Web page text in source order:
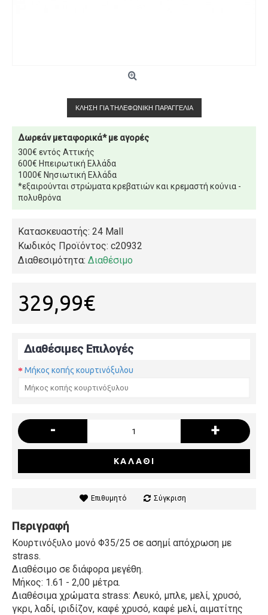
ΚΛΉΣΗ ΓΙΑ ΤΗΛΕΦΩΝΙΚΉ ΠΑΡΑΓΓΕΛΊΑ
Δωρεάν μεταφορικά* με αγορές
300€ εντός Αττικής
600€ Ηπειρωτική Ελλάδα
1000€ Νησιωτική Ελλάδα
*εξαιρούνται στρώματα κρεβατιών και κρεμαστή κούνια -
πολυθρόνα
Κατασκευαστής: 24 Mall
Κωδικός Προϊόντος: c20932
Διαθεσιμότητα: Διαθέσιμο
329,99€
Διαθέσιμες Επιλογές
Μήκος κοπής κουρτινόξυλου
- +
ΚΑΛΆΘΙ
Επιθυμητό Σύγκριση
Περιγραφή
Κουρτινόξυλο μονό Φ35/25 σε ασημί απόχρωση με
strass.
Διαθέσιμο σε διάφορα μεγέθη.
Μήκος: 1.61 - 2,00 μέτρα.
Διαθέσιμα χρώματα strass: Λευκό, μπλε, μελί, χρυσό,
γκρι, λαδί, ιριδίζον, καφέ χρυσό, καφέ μελί, αιματίτης